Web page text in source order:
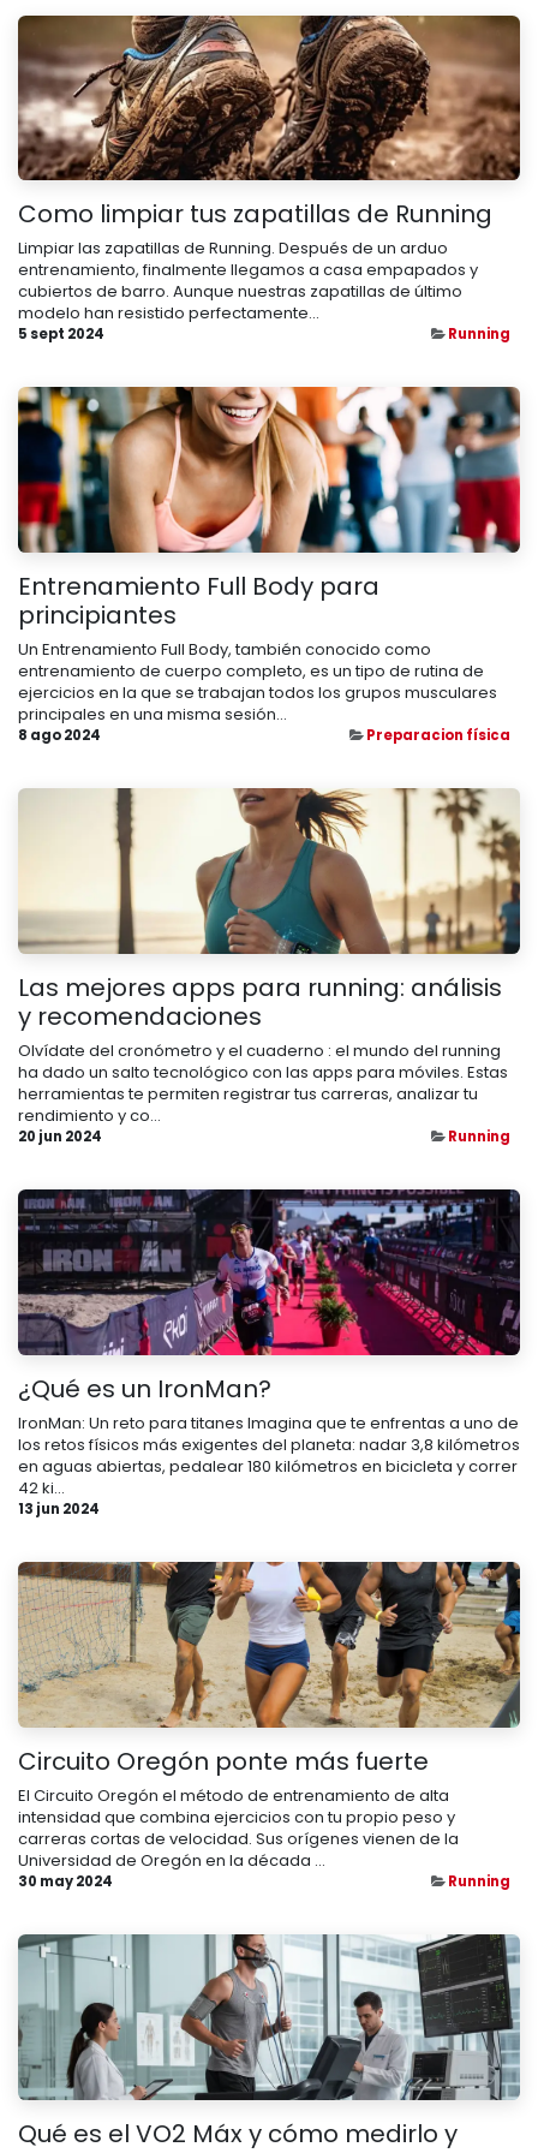
Como limpiar tus zapatillas de Running
Limpiar las zapatillas de Running. Después de un arduo
entrenamiento, finalmente llegamos a casa empapados y
cubiertos de barro. Aunque nuestras zapatillas de último
modelo han resistido perfectamente...
5 sept 2024 Running
Entrenamiento Full Body para
principiantes
Un Entrenamiento Full Body, también conocido como
entrenamiento de cuerpo completo, es un tipo de rutina de
ejercicios en la que se trabajan todos los grupos musculares
principales en una misma sesión...
8 ago 2024 Preparacion física
Las mejores apps para running: análisis
y recomendaciones
Olvídate del cronómetro y el cuaderno : el mundo del running
ha dado un salto tecnológico con las apps para móviles. Estas
herramientas te permiten registrar tus carreras, analizar tu
rendimiento y co...
20 jun 2024 Running
¿Qué es un IronMan?
IronMan: Un reto para titanes Imagina que te enfrentas a uno de
los retos físicos más exigentes del planeta: nadar 3,8 kilómetros
en aguas abiertas, pedalear 180 kilómetros en bicicleta y correr
42 ki...
13 jun 2024
Circuito Oregón ponte más fuerte
El Circuito Oregón el método de entrenamiento de alta
intensidad que combina ejercicios con tu propio peso y
carreras cortas de velocidad. Sus orígenes vienen de la
Universidad de Oregón en la década ...
30 may 2024 Running
Qué es el VO2 Máx y cómo medirlo y